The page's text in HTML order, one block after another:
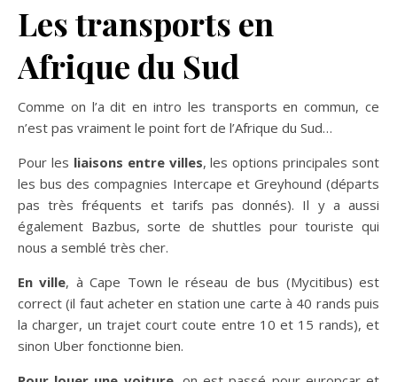
Les transports en
Afrique du Sud
Comme on l’a dit en intro les transports en commun, ce
n’est pas vraiment le point fort de l’Afrique du Sud…
Pour les liaisons entre villes, les options principales sont
les bus des compagnies Intercape et Greyhound (départs
pas très fréquents et tarifs pas donnés). Il y a aussi
également Bazbus, sorte de shuttles pour touriste qui
nous a semblé très cher.
En ville, à Cape Town le réseau de bus (Mycitibus) est
correct (il faut acheter en station une carte à 40 rands puis
la charger, un trajet court coute entre 10 et 15 rands), et
sinon Uber fonctionne bien.